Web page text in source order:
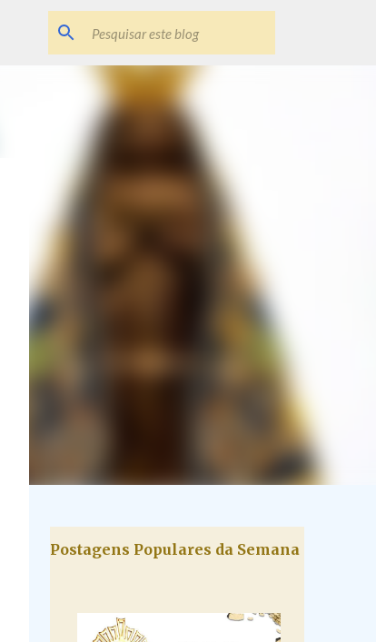
Postagens Populares da Semana